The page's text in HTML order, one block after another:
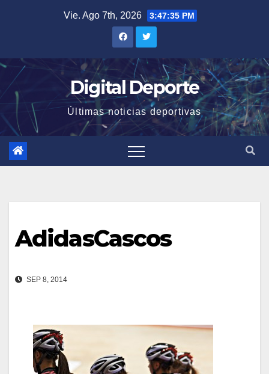
Vie. Ago 7th, 2026 3:47:35 PM
Digital Deporte
Últimas noticias deportivas
AdidasCascos
SEP 8, 2014